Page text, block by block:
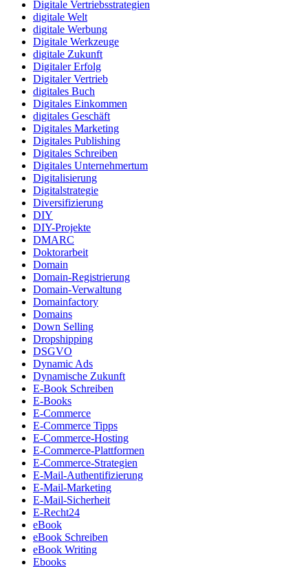
Digitale Vertriebsstrategien
digitale Welt
digitale Werbung
Digitale Werkzeuge
digitale Zukunft
Digitaler Erfolg
Digitaler Vertrieb
digitales Buch
Digitales Einkommen
digitales Geschäft
Digitales Marketing
Digitales Publishing
Digitales Schreiben
Digitales Unternehmertum
Digitalisierung
Digitalstrategie
Diversifizierung
DIY
DIY-Projekte
DMARC
Doktorarbeit
Domain
Domain-Registrierung
Domain-Verwaltung
Domainfactory
Domains
Down Selling
Dropshipping
DSGVO
Dynamic Ads
Dynamische Zukunft
E-Book Schreiben
E-Books
E-Commerce
E-Commerce Tipps
E-Commerce-Hosting
E-Commerce-Plattformen
E-Commerce-Strategien
E-Mail-Authentifizierung
E-Mail-Marketing
E-Mail-Sicherheit
E-Recht24
eBook
eBook Schreiben
eBook Writing
Ebooks